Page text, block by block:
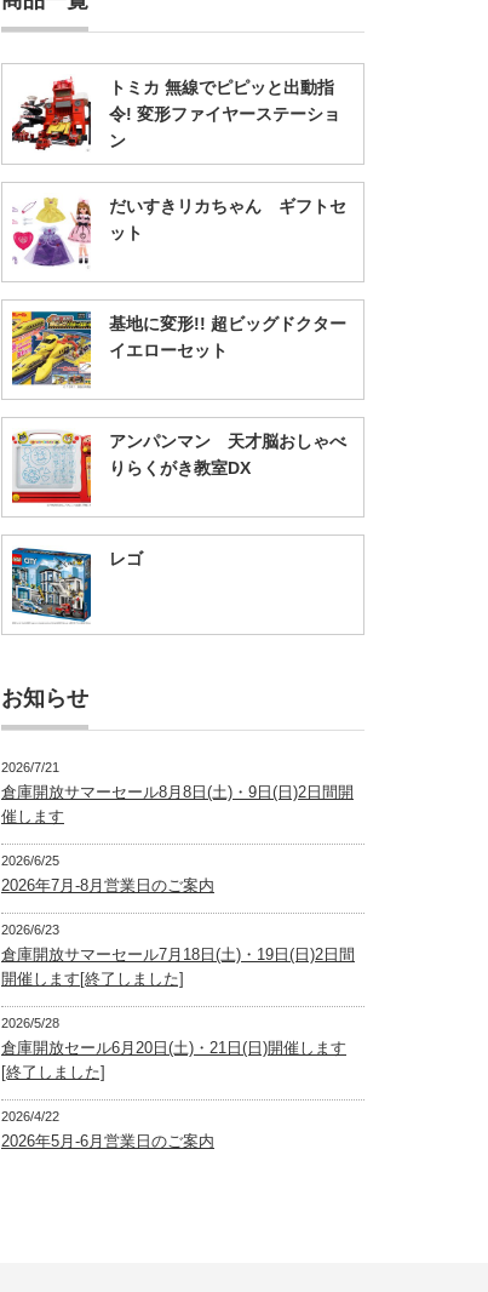
トミカ 無線でピピッと出動指
令! 変形ファイヤーステーショ
ン
だいすきリカちゃん ギフトセ
ット
基地に変形!! 超ビッグドクター
イエローセット
アンパンマン 天才脳おしゃべ
りらくがき教室DX
レゴ
お知らせ
2026/7/21
倉庫開放サマーセール8月8日(土)・9日(日)2日間開
催します
2026/6/25
2026年7月-8月営業日のご案内
2026/6/23
倉庫開放サマーセール7月18日(土)・19日(日)2日間
開催します[終了しました]
2026/5/28
倉庫開放セール6月20日(土)・21日(日)開催します
[終了しました]
2026/4/22
2026年5月-6月営業日のご案内